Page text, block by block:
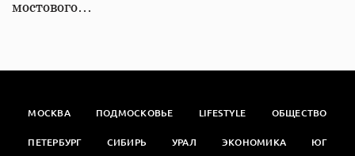
мостового…
МОСКВА ПОДМОСКОВЬЕ LIFESTYLE ОБЩЕСТВО
ПЕТЕРБУРГ СИБИРЬ УРАЛ ЭКОНОМИКА ЮГ